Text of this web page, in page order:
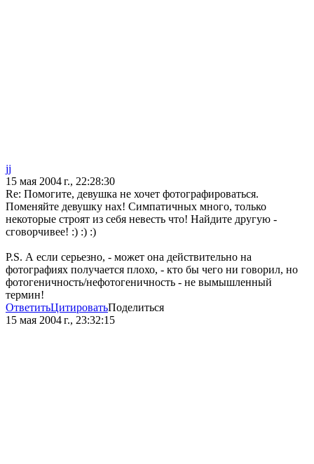
jj
15 мая 2004 г., 22:28:30
Re: Помогите, девушка не хочет фотографироваться.
Поменяйте девушку нах! Симпатичных много, только
некоторые строят из себя невесть что! Найдите другую -
сговорчивее! :) :) :)
P.S. А если серьезно, - может она действительно на
фотографиях получается плохо, - кто бы чего ни говорил, но
фотогеничность/нефотогеничность - не вымышленный
термин!
ОтветитьЦитироватьПоделиться
15 мая 2004 г., 23:32:15